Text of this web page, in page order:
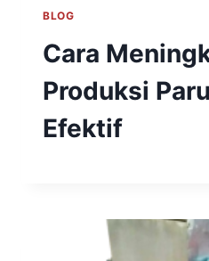
BLOG
Cara
Produksi
Efektif